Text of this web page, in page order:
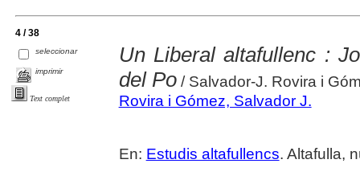
4 / 38
seleccionar
imprimir
Text complet
Un Liberal altafullenc :
del Po/ Salvador-J. Rovira i
Rovira i Gómez, Salvador J.
En: Estudis altafullencs. Altafulla,